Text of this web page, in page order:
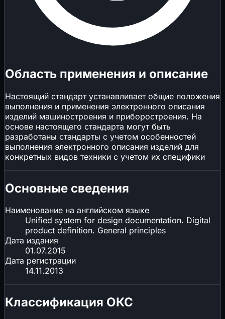
Область применения и описание
Настоящий стандарт устанавливает общие положения
выполнения и применения электронного описания
изделий машиностроения и приборостроения. На
основе настоящего стандарта могут быть
разработаны стандарты с учетом особенностей
выполнения электронного описания изделий для
конкретных видов техники с учетом их специфики
Основные сведения
Наименование на английском языке
Unified system for design documentation. Digital
product definition. General principles
Дата издания
01.07.2015
Дата регистрации
14.11.2013
Классификация ОКС